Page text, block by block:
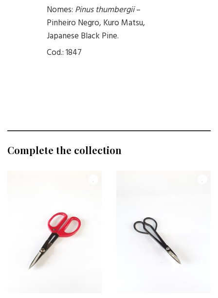
Nomes: Pinus thumbergii–
Pinheiro Negro, Kuro Matsu,
Japanese Black Pine.
Cod.: 1847
Complete the collection